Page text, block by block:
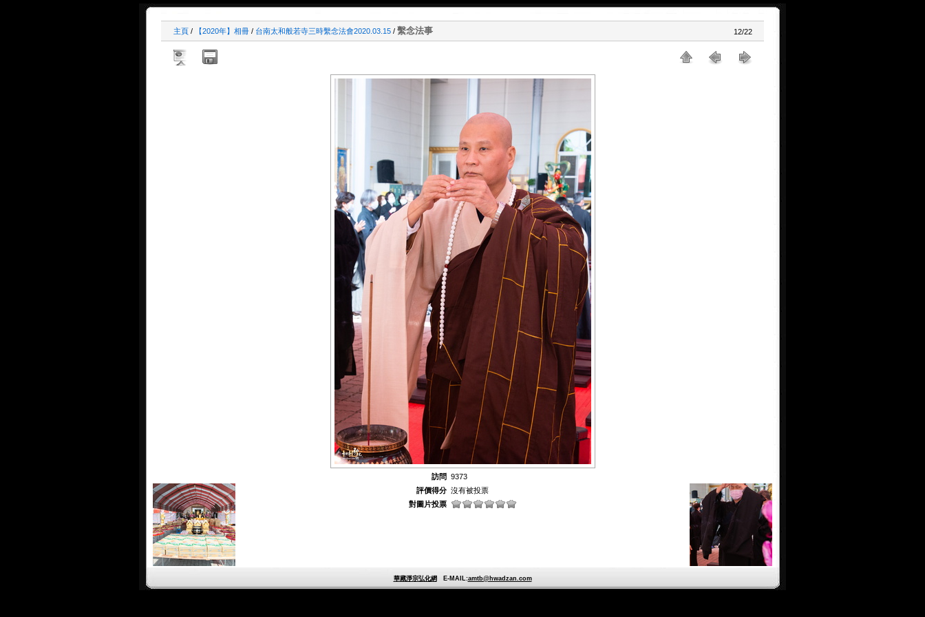
主頁 / 【2020年】相冊 / 台南太和般若寺三時繫念法會2020.03.15 / 繫念法事 12/22
訪問 9373
評價得分 沒有被投票
對圖片投票
華藏淨宗弘化網E-MAIL:amtb@hwadzan.com